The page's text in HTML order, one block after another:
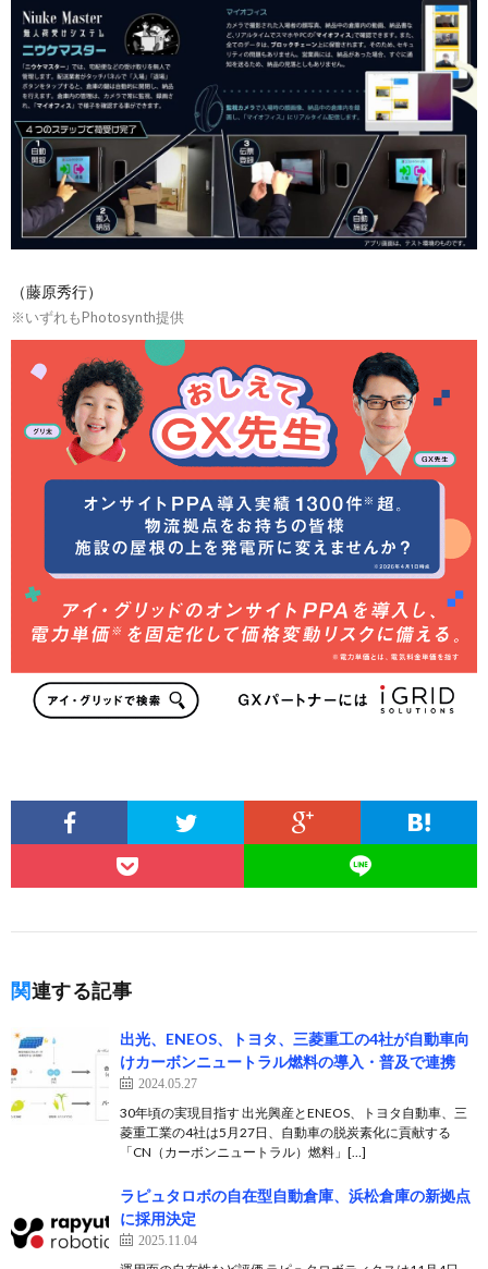
（藤原秀行）
※いずれもPhotosynth提供
関連する記事
出光、ENEOS、トヨタ、三菱重工の4社が自動車向
けカーボンニュートラル燃料の導入・普及で連携
2024.05.27
30年頃の実現目指す 出光興産とENEOS、トヨタ自動車、三
菱重工業の4社は5月27日、自動車の脱炭素化に貢献する
「CN（カーボンニュートラル）燃料」[…]
ラピュタロボの自在型自動倉庫、浜松倉庫の新拠点
に採用決定
2025.11.04